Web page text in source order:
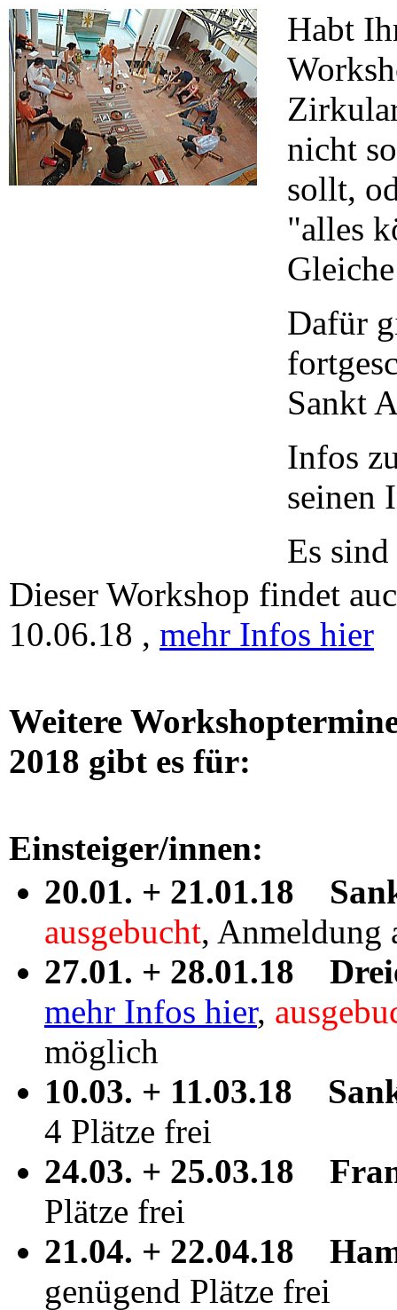
Habt
nicht
sollt,
"alles
Dafür
Sankt
Infos
seinen
Es
Dieser Workshop findet
10.06.18 , mehr Infos hier
Weitere
2018 gibt es für:
Einsteiger/innen:
20.01. + 21.01.18
ausgebucht, Anmeldung
27.01. + 28.01.18
mehr Infos hier,
möglich
10.03. + 11.03.18
4 Plätze frei
24.03. + 25.03.18
Plätze frei
21.04. + 22.04.18
genügend Plätze frei